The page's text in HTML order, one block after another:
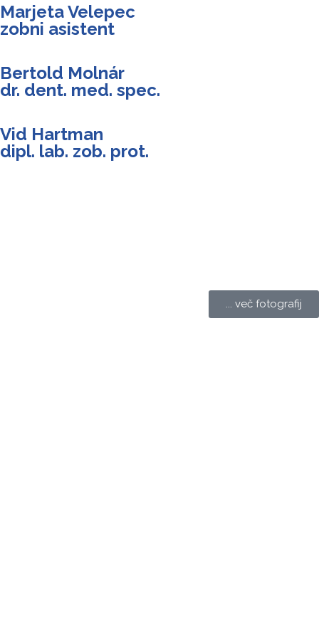
Marjeta Velepec
zobni asistent
Bertold Molnár
dr. dent. med. spec.
Vid Hartman
dipl. lab. zob. prot.
... več fotografij